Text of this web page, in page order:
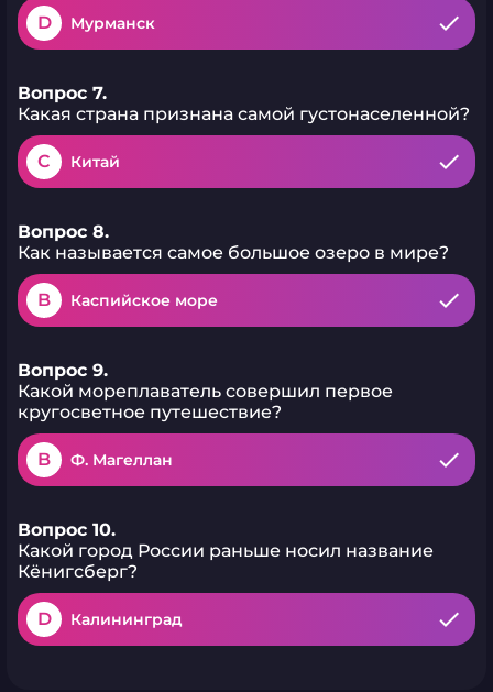
D Мурманск
Вопрос 7.
Какая страна признана самой густонаселенной?
C Китай
Вопрос 8.
Как называется самое большое озеро в мире?
B Каспийское море
Вопрос 9.
Какой мореплаватель совершил первое
кругосветное путешествие?
B Ф. Магеллан
Вопрос 10.
Какой город России раньше носил название
Кёнигсберг?
D Калининград